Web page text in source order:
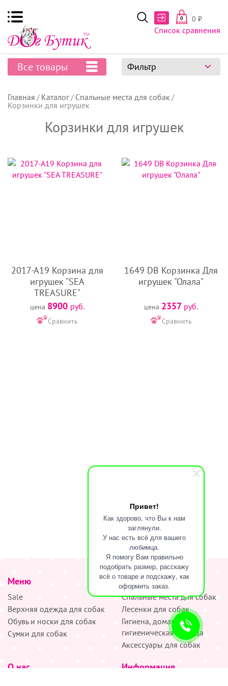
Привет!
Как здорово, что Вы к нам
заглянули.
У нас есть всё для вашего
любимца.
Я помогу Вам правильно
подобрать размер, расскажу
всё о товаре и подскажу, как
оформить заказ.
0 0 ₽
Список сравнения
Все товары Фильтр
Главная Каталог
Спальные места для собак
Корзинки для игрушек
Корзинки для игрушек
2017-А19 Корзина для
игрушек "SEA
TREASURE"
цена 8900 руб.
Сравнить
1649 DB Корзинка Для
игрушек "Олала"
цена 2357 руб.
Сравнить
Меню
Sale
Верхняя одежда для собак
Обувь и носки для собак
Сумки для собак
Спальные места для собак
Лесенки для собак
Гигиена, домашняя и
гигиеническая одежда
Аксессуары для собак
О нас Информация
наверх